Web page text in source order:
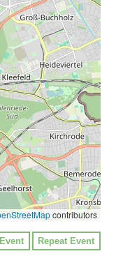
contributors
Repeat Event